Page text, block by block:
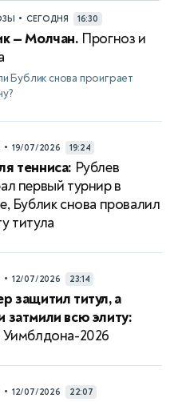
• СЕГОДНЯ 16:30
— Молчан. Прогноз и
Бублик снова проиграет
• 19/07/2026 19:24
тенниса: Рублев
первый турнир в
Бублик снова провалил
титула
• 12/07/2026 23:14
защитил титул, а
затмили всю элиту:
Уимблдона-2026
• 12/07/2026 22:07